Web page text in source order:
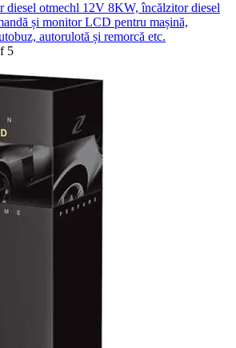
diesel otmechl 12V 8KW, încălzitor diesel
și monitor LCD pentru mașină,
autorulotă și remorcă etc.
5